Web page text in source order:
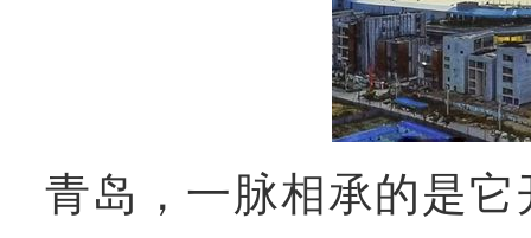
青岛，一脉相承的是